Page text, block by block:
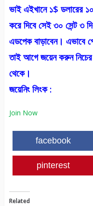
ভাই এইখানে ১$ ডলারের
করে দিবে সেই ৩০ সেন্ট ৩
এডপেক বাড়াবেন। এভাবে
তাই আগে জয়েন করুন
থেকে।
জয়েনিং লিংক :
Join Now
facebook
pinterest
Related